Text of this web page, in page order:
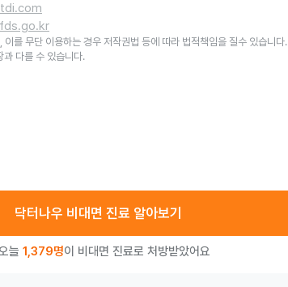
를 무단 이용하는 경우 저작권법 등에 따라 법적책임을 질수 있습니다.
과 다를 수 있습니다.
닥터나우 비대면 진료 알아보기
늘 1,379명이 비대면 진료로 처방받았어요